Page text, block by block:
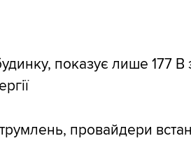
показує лише 177 В
провайдери